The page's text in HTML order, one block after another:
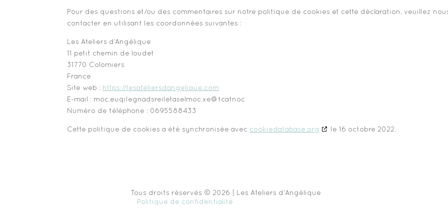
Pour des questions et/ou des commentaires sur notre politique de cookies et cette déclaration, veuillez
contacter en utilisant les coordonnées suivantes :
Les Ateliers d’Angélique
11 petit chemin de loudet
31770 Colomiers
France
Site web : https://lesateliersdangelique.com
E-mail :
contact@
ex.com
lesateliersdangelique.com
Numéro de téléphone : 0695588433
Cette politique de cookies a été synchronisée avec cookiedatabase.org le 16 octobre 2022.
Tous droits réservés © 2026 | Les Ateliers d'Angélique
Politique de confidentialité